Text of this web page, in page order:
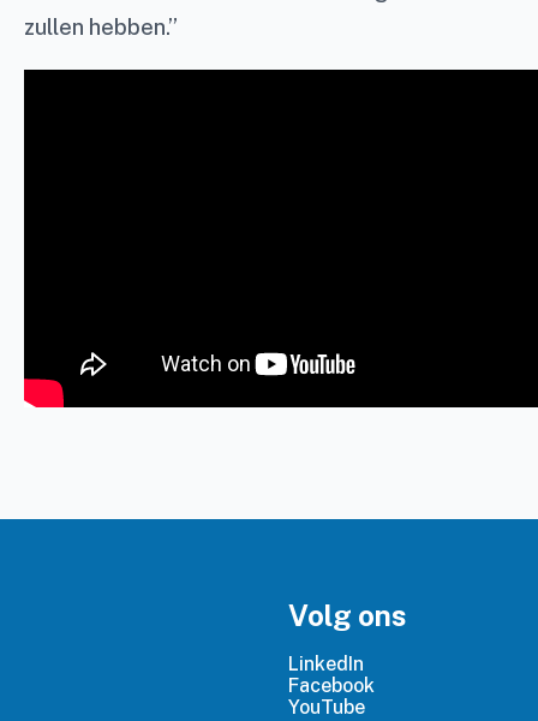
zullen hebben.”
Volg ons
LinkedIn
Facebook
YouTube